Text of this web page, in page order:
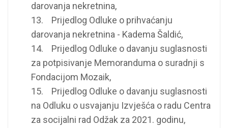
darovanja nekretnina,
13. Prijedlog Odluke o prihvaćanju
darovanja nekretnina - Kadema Šaldić,
14. Prijedlog Odluke o davanju suglasnosti
za potpisivanje Memoranduma o suradnji s
Fondacijom Mozaik,
15. Prijedlog Odluke o davanju suglasnosti
na Odluku o usvajanju Izvješća o radu Centra
za socijalni rad Odžak za 2021. godinu,